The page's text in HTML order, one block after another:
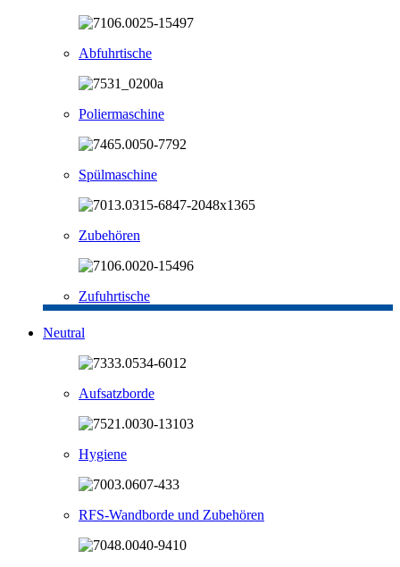
Abfuhrtische
Poliermaschine
Spülmaschine
Zubehören
Zufuhrtische
Neutral
Aufsatzborde
Hygiene
RFS-Wandborde und Zubehören